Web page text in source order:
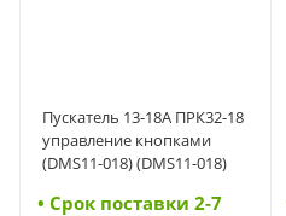
Пускатель 13-18А ПРК32-18
управление кнопками
(DMS11-018) (DMS11-018)
• Cрок поставки 2-7